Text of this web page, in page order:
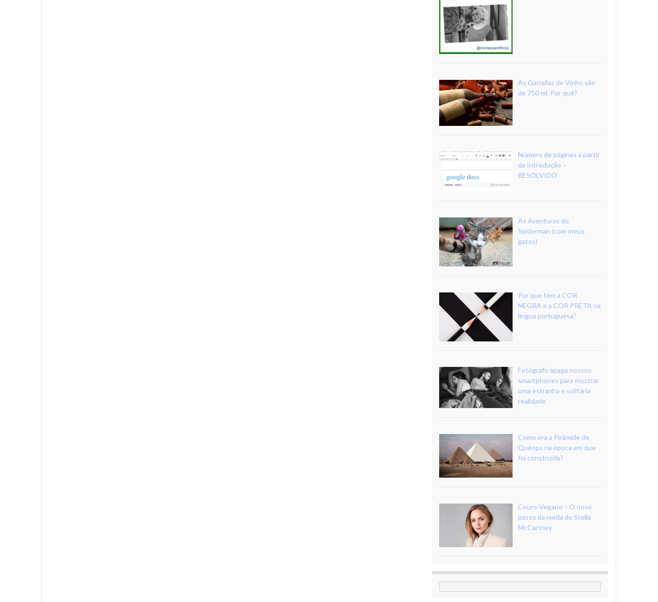
As Garrafas de Vinho são
de 750 ml. Por quê?
Número de páginas a partir
da Introdução –
RESOLVIDO
As Aventuras do
Spiderman (com meus
gatos)
Por que tem a COR
NEGRA e a COR PRETA na
língua portuguesa?
Fotógrafo apaga nossos
smartphones para mostrar
uma estranha e solitária
realidade
Como era a Pirâmide de
Quéops na época em que
foi construída?
Couro-Vegano – O novo
passo da moda de Stella
McCartney